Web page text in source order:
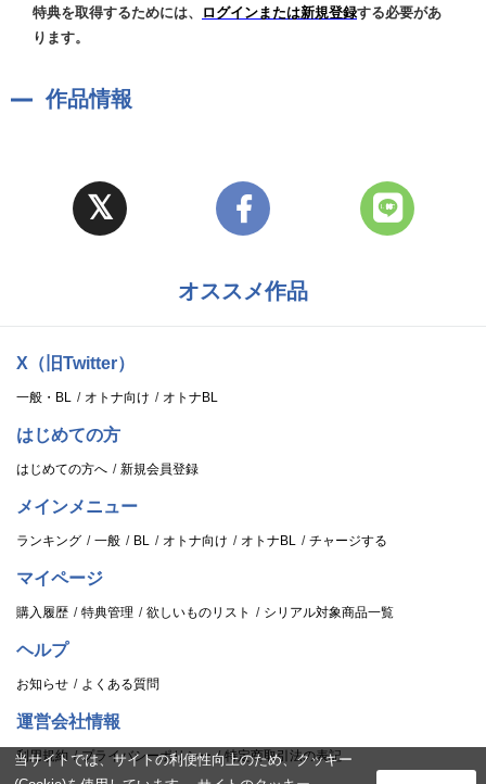
特典を取得するためには、 ログインまたは新規登録する必要があ
ります。
作品情報
オススメ作品
X（旧Twitter）
一般・BL オトナ向け オトナBL
はじめての方
はじめての方へ 新規会員登録
メインメニュー
ランキング 一般 BL オトナ向け オトナBL チャージする
マイページ
購入履歴 特典管理 欲しいものリスト シリアル対象商品一覧
ヘルプ
お知らせ よくある質問
運営会社情報
利用規約 プライバシーポリシー 特定商取引法の表記
当サイトでは、サイトの利便性向上のため、クッキー